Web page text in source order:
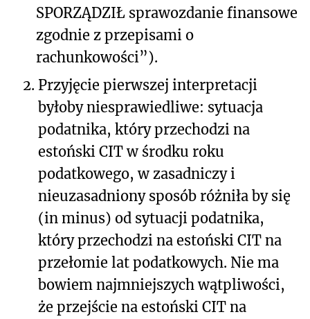
SPORZĄDZIŁ sprawozdanie finansowe
zgodnie z przepisami o
rachunkowości”).
2. Przyjęcie pierwszej interpretacji
byłoby niesprawiedliwe: sytuacja
podatnika, który przechodzi na
estoński CIT w środku roku
podatkowego, w zasadniczy i
nieuzasadniony sposób różniła by się
(in minus) od sytuacji podatnika,
który przechodzi na estoński CIT na
przełomie lat podatkowych. Nie ma
bowiem najmniejszych wątpliwości,
że przejście na estoński CIT na